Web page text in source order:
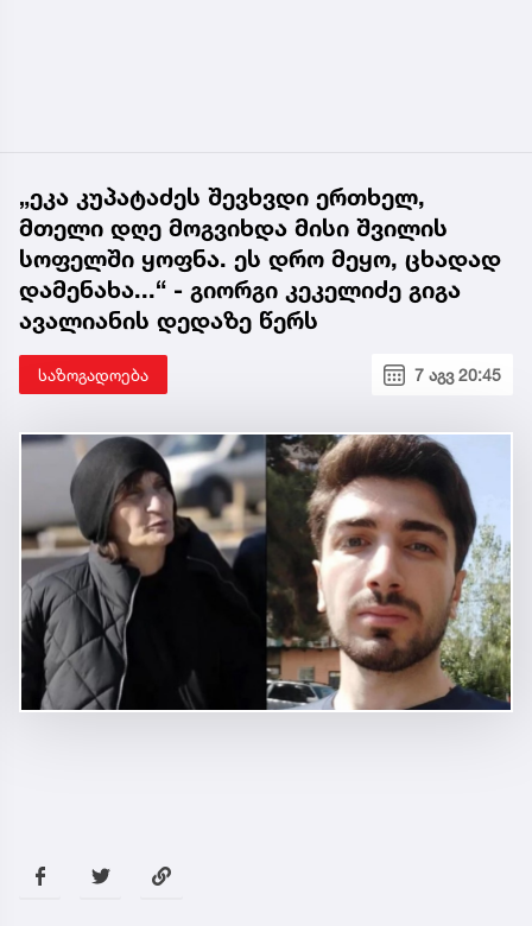
„ეკა კუპატაძეს შევხვდი ერთხელ,
მთელი დღე მოგვიხდა მისი შვილის
სოფელში ყოფნა. ეს დრო მეყო, ცხადად
დამენახა...“ - გიორგი კეკელიძე გიგა
ავალიანის დედაზე წერს
საზოგადოება 7 აგვ 20:45